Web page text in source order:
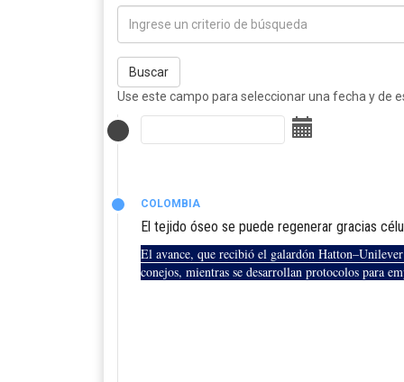
Buscar
Use este campo para seleccionar una fecha y de
COLOMBIA
El tejido óseo se puede regenerar gracias
El avance, que recibió el galardón
conejos, mientras se desarrollan protocolos para